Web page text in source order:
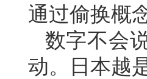
通过偷换概
数字不会
动。日本越